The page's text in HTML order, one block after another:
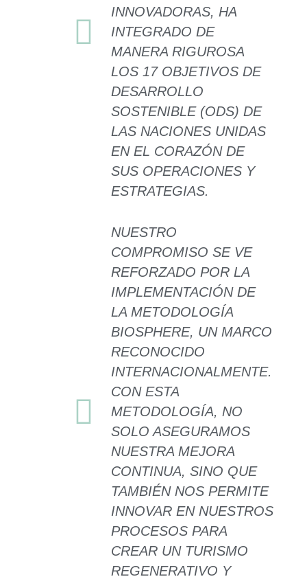
INNOVADORAS, HA
INTEGRADO DE
MANERA RIGUROSA
LOS 17 OBJETIVOS DE
DESARROLLO
SOSTENIBLE (ODS) DE
LAS NACIONES UNIDAS
EN EL CORAZÓN DE
SUS OPERACIONES Y
ESTRATEGIAS.
NUESTRO
COMPROMISO SE VE
REFORZADO POR LA
IMPLEMENTACIÓN DE
LA METODOLOGÍA
BIOSPHERE, UN MARCO
RECONOCIDO
INTERNACIONALMENTE.
CON ESTA
METODOLOGÍA, NO
SOLO ASEGURAMOS
NUESTRA MEJORA
CONTINUA, SINO QUE
TAMBIÉN NOS PERMITE
INNOVAR EN NUESTROS
PROCESOS PARA
CREAR UN TURISMO
REGENERATIVO Y